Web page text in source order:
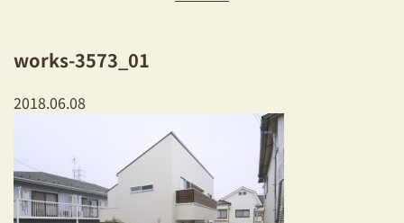
二世帯住宅をお考えの方
建て替えをお考えの方
耐震対策も安心の家づくり
works-3573_01
2018.06.08